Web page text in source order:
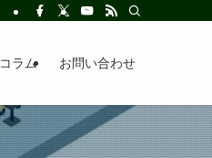
コラム お問い合わせ